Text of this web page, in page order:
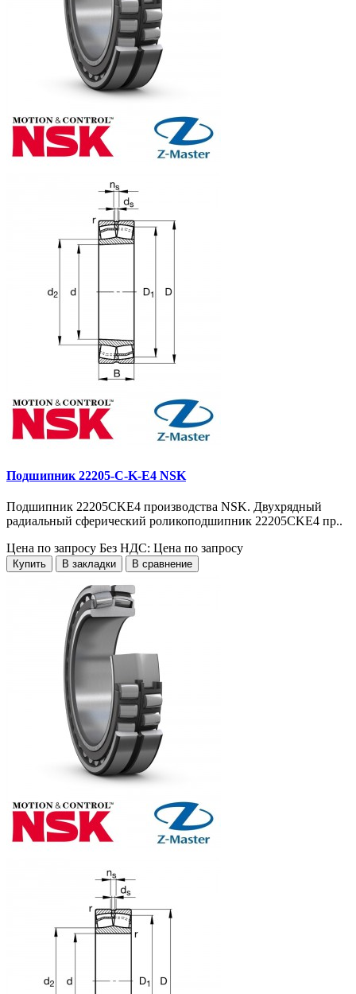
Подшипник 22205-C-K-E4 NSK
Подшипник 22205CKE4 производства NSK. Двухрядный
радиальный сферический роликоподшипник 22205CKE4 пр..
Цена по запросу Без НДС: Цена по запросу
Купить В закладки В сравнение